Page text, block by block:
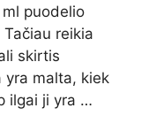
puodelio
reikia
skirtis
yra malta, kiek
ilgai ji yra …